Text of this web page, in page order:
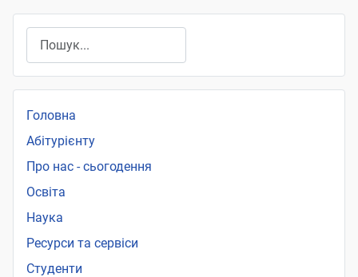
Головна
Абітурієнту
Про нас - сьогодення
Освіта
Наука
Ресурси та сервіси
Студенти